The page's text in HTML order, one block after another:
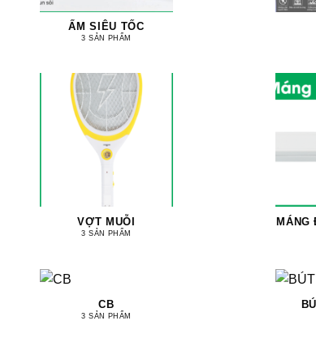
ẤM SIÊU TỐC
3 SẢN PHẨM
VỢT MUỖI
3 SẢN PHẨM
MÁNG
CB
3 SẢN PHẨM